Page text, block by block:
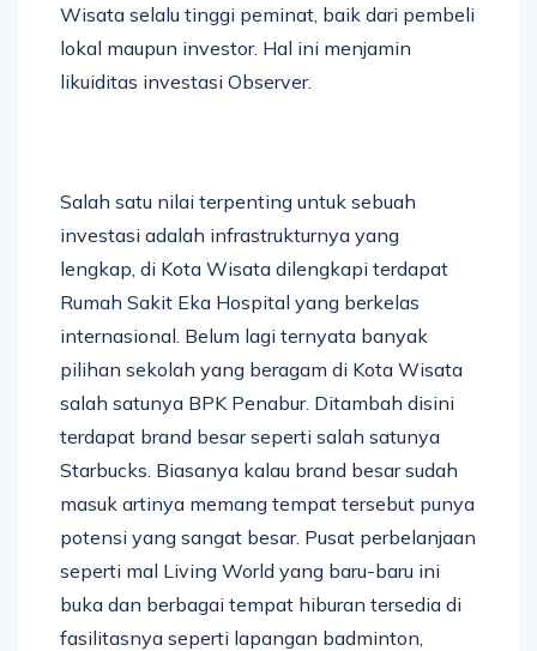
Wisata selalu tinggi peminat, baik dari pembeli
lokal maupun investor. Hal ini menjamin
likuiditas investasi Observer.
Salah satu nilai terpenting untuk sebuah
investasi adalah infrastrukturnya yang
lengkap, di Kota Wisata dilengkapi terdapat
Rumah Sakit Eka Hospital yang berkelas
internasional. Belum lagi ternyata banyak
pilihan sekolah yang beragam di Kota Wisata
salah satunya BPK Penabur. Ditambah disini
terdapat brand besar seperti salah satunya
Starbucks. Biasanya kalau brand besar sudah
masuk artinya memang tempat tersebut punya
potensi yang sangat besar. Pusat perbelanjaan
seperti mal Living World yang baru-baru ini
buka dan berbagai tempat hiburan tersedia di
fasilitasnya seperti lapangan badminton,